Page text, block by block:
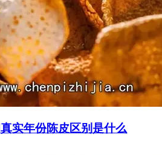
实年份陈皮区别是什么